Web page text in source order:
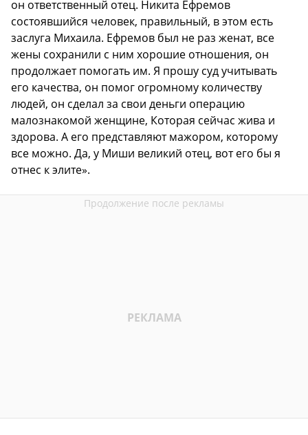
он ответственный отец. Никита Ефремов
состоявшийся человек, правильный, в этом есть
заслуга Михаила. Ефремов был не раз женат, все
жены сохранили с ним хорошие отношения, он
продолжает помогать им. Я прошу суд учитывать
его качества, он помог огромному количеству
людей, он сделал за свои деньги операцию
малознакомой женщине, Которая сейчас жива и
здорова. А его представляют мажором, которому
все можно. Да, у Миши великий отец, вот его бы я
отнес к элите».